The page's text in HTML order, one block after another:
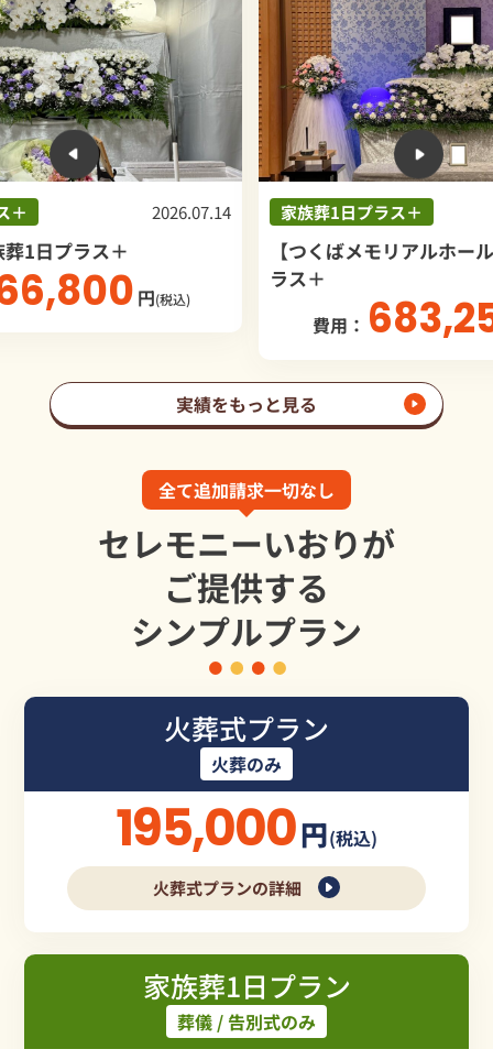
家族葬1日プラス＋ 2026.05.03
【つくばメモリアルホール】家族葬1日プ
ラス＋
683,259円 (税込)
【
実績をもっと見る
全て追加請求一切なし
セレモニーいおりが
ご提供する
シンプルプラン
火葬式プラン
火葬のみ
195,000円(税込)
火葬式プランの詳細
家族葬1日プラン
葬儀 / 告別式のみ